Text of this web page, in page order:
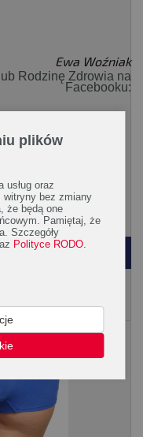
Ewa Woźniak
Rodzinę Zdrowia na
Facebooku:
artykułów o
Cię tagi na
Piękne ciało
plików
usług oraz
witryny bez zmiany
że będą one
Pamiętaj, że
Szczegóły
Polityce RODO